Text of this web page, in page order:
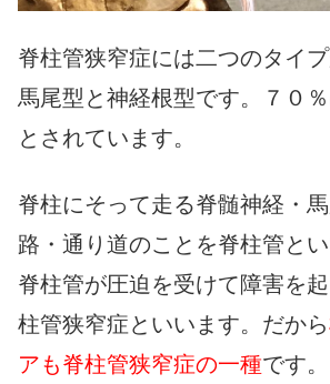
脊柱管狭窄症には二つのタイプ
馬尾型と神経根型です。７０
とされています。
脊柱にそって走る脊髄神経・
路・通り道のことを脊柱管と
脊柱管が圧迫を受けて障害を
柱管狭窄症といいます。だから
アも脊柱管狭窄症の一種です。